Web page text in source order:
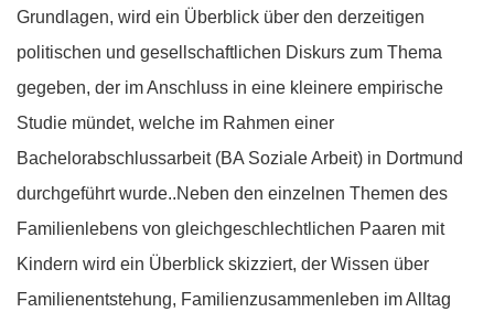
Grundlagen, wird ein Überblick über den derzeitigen
politischen und gesellschaftlichen Diskurs zum Thema
gegeben, der im Anschluss in eine kleinere empirische
Studie mündet, welche im Rahmen einer
Bachelorabschlussarbeit (BA Soziale Arbeit) in Dortmund
durchgeführt wurde..Neben den einzelnen Themen des
Familienlebens von gleichgeschlechtlichen Paaren mit
Kindern wird ein Überblick skizziert, der Wissen über
Familienentstehung, Familienzusammenleben im Alltag